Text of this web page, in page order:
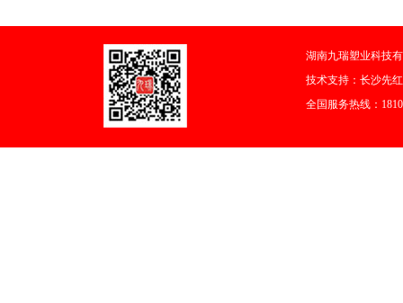
湖南九瑞塑业科技
技术支持： 长沙先
全国服务热线：